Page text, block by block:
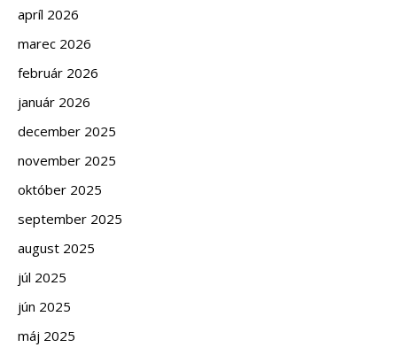
apríl 2026
marec 2026
február 2026
január 2026
december 2025
november 2025
október 2025
september 2025
august 2025
júl 2025
jún 2025
máj 2025